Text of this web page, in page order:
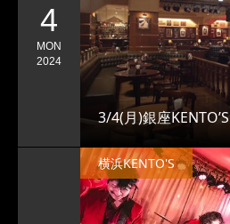
4
MON
2024
3/4(月)銀座KENTO’S
横浜KENTO'S